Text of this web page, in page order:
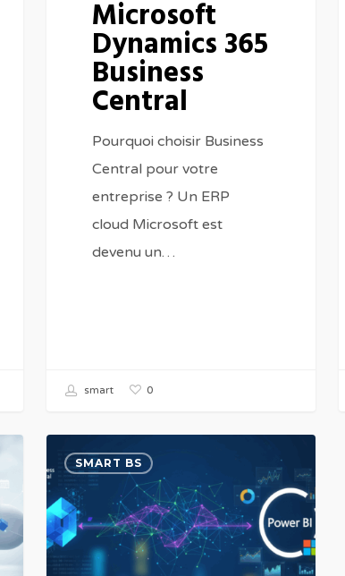
Microsoft
Dynamics 365
Business
Central
Pourquoi choisir Business
Central pour votre
entreprise ? Un ERP
cloud Microsoft est
devenu un…
smart 0
Business
Central
améliore
la
SMART BS